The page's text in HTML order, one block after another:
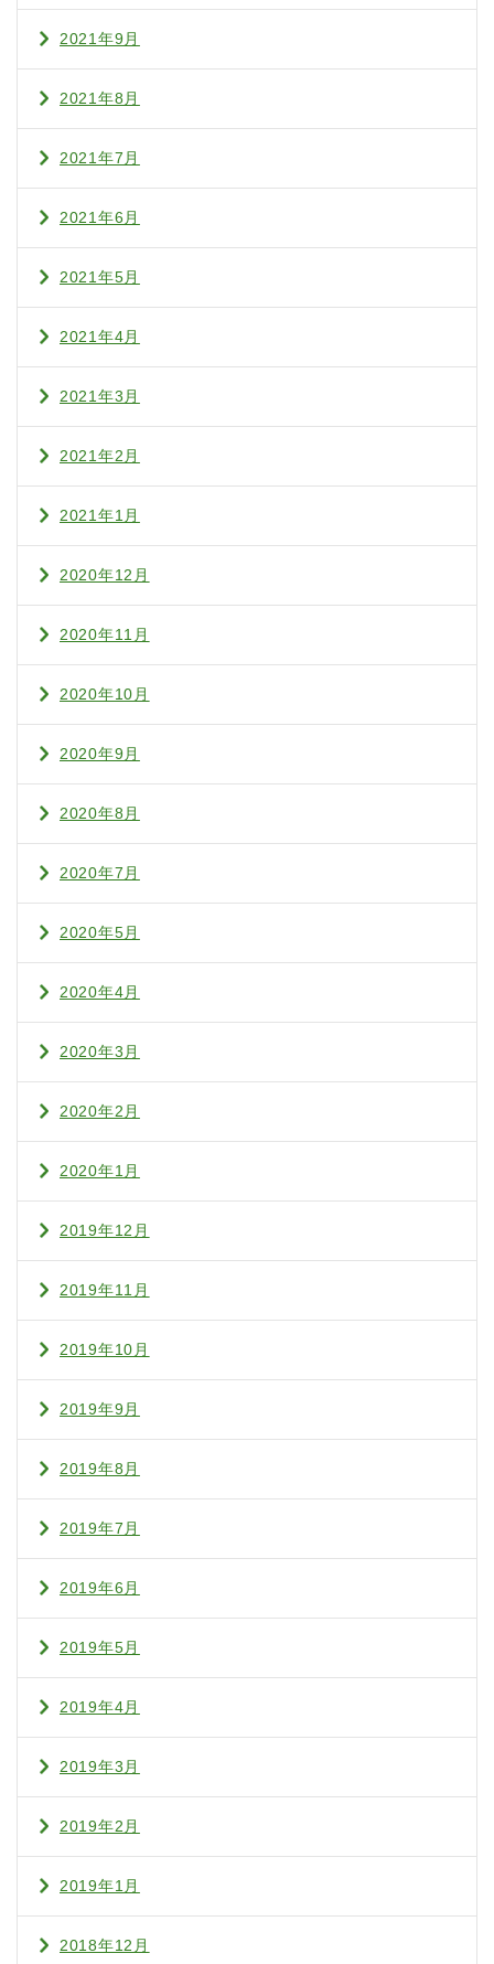
2021年9月
2021年8月
2021年7月
2021年6月
2021年5月
2021年4月
2021年3月
2021年2月
2021年1月
2020年12月
2020年11月
2020年10月
2020年9月
2020年8月
2020年7月
2020年5月
2020年4月
2020年3月
2020年2月
2020年1月
2019年12月
2019年11月
2019年10月
2019年9月
2019年8月
2019年7月
2019年6月
2019年5月
2019年4月
2019年3月
2019年2月
2019年1月
2018年12月